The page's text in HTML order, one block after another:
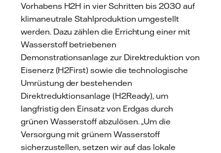
Vorhabens H2H in vier Schritten bis 2030 auf
klimaneutrale Stahlproduktion umgestellt
werden. Dazu zählen die Errichtung einer mit
Wasserstoff betriebenen
Demonstrationsanlage zur Direktreduktion von
Eisenerz (H2First) sowie die technologische
Umrüstung der bestehenden
Direktreduktionsanlage (H2Ready), um
langfristig den Einsatz von Erdgas durch
grünen Wasserstoff abzulösen. „Um die
Versorgung mit grünem Wasserstoff
sicherzustellen, setzen wir auf das lokale